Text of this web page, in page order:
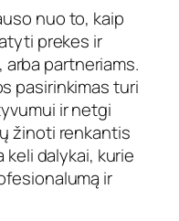
nuo to, kaip
prekes ir
partneriams.
pasirinkimas turi
ir netgi
žinoti renkantis
keli dalykai, kurie
ir